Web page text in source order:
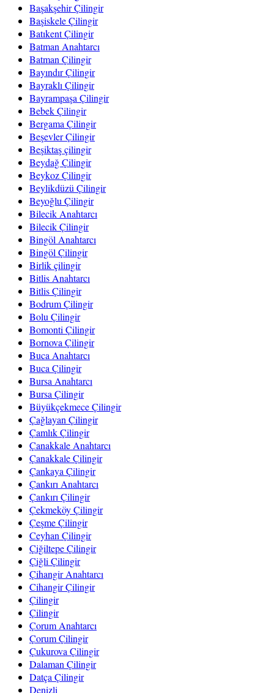
Başakşehir Çilingir
Başiskele Çilingir
Batıkent Çilingir
Batman Anahtarcı
Batman Çilingir
Bayındır Çilingir
Bayraklı Çilingir
Bayrampaşa Çilingir
Bebek Çilingir
Bergama Çilingir
Beşevler Çilingir
Beşiktaş çilingir
Beydağ Çilingir
Beykoz Çilingir
Beylikdüzü Çilingir
Beyoğlu Çilingir
Bilecik Anahtarcı
Bilecik Çilingir
Bingöl Anahtarcı
Bingöl Çilingir
Birlik çilingir
Bitlis Anahtarcı
Bitlis Çilingir
Bodrum Çilingir
Bolu Çilingir
Bomonti Çilingir
Bornova Çilingir
Buca Anahtarcı
Buca Çilingir
Bursa Anahtarcı
Bursa Çilingir
Büyükçekmece Çilingir
Çağlayan Çilingir
Çamlık Çilingir
Çanakkale Anahtarcı
Çanakkale Çilingir
Çankaya Çilingir
Çankırı Anahtarcı
Çankırı Çilingir
Çekmeköy Çilingir
Çeşme Çilingir
Ceyhan Çilingir
Çiğiltepe Çilingir
Çiğli Çilingir
Çihangir Anahtarcı
Cihangir Çilingir
Çilingir
Çilingir
Çorum Anahtarcı
Çorum Çilingir
Çukurova Çilingir
Dalaman Çilingir
Datça Çilingir
Denizli